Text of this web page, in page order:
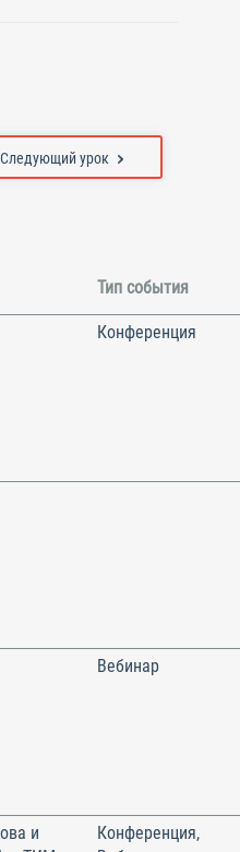
Следующий урок
Тип события
Конференция
Вебинар
и
Конференция,